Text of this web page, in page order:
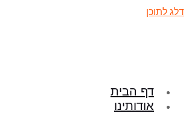
דלג לתוכן
דף הבית
אודותינו